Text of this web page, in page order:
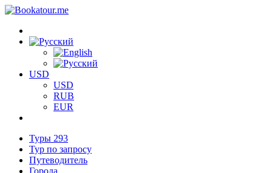
USD
USD
RUB
EUR
Туры 293
Тур по запросу
Путеводитель
Города